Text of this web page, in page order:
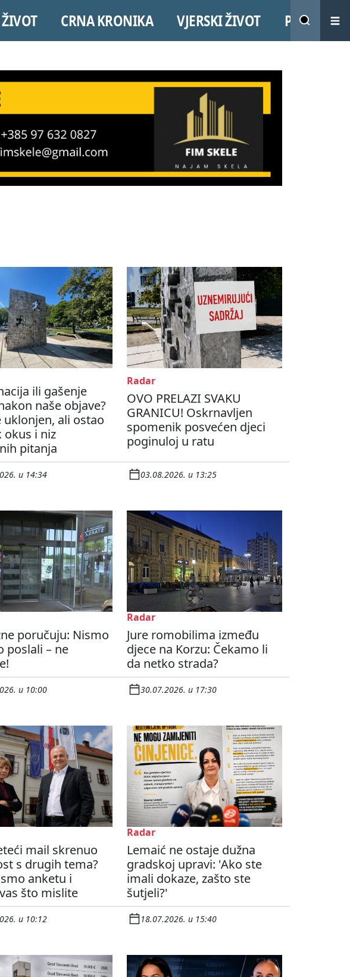
ŽIVOT CRNA KRONIKA VJERSKI ŽIVOT PROMO
ili gašenje
naše objave?
uklonjen, ali ostao
okus i niz
pitanja
u 14:34
Radar
OVO PRELAZI SVAKU
GRANICU! Oskrnavljen
spomenik posvećen djeci
poginuloj u ratu
03.08.2026. u 13:25
poručuju: Nismo
poslali – ne
u 10:00
Radar
Jure romobilima između
djece na Korzu: Čekamo li
da netko strada?
30.07.2026. u 17:30
mail skrenuo
s drugih tema?
anketu i
što mislite
u 10:12
Radar
Lemaić ne ostaje dužna
gradskoj upravi: 'Ako ste
imali dokaze, zašto ste
šutjeli?'
18.07.2026. u 15:40